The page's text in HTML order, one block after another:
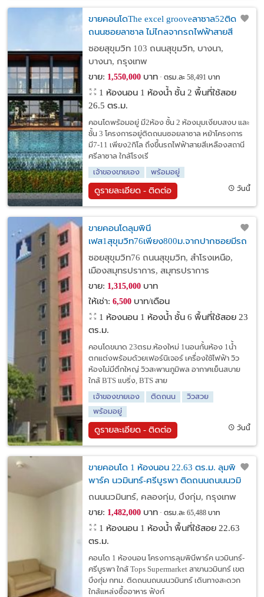
ขายคอนโดThe excel grooveลาซาล52ติด
ถนนซอยลาซาล ไม่ไกลจากรถไฟฟ้าสายสี
เหลืองสถานีศรีลาซาล
ซอยสุขุมวิท 103 ถนนสุขุมวิท, บางนา,
บางนา, กรุงเทพ
ขาย: 1,550,000บาท ตรม.ละ 58,491 บาท
1 ห้องนอน 1 ห้องน้ำ ชั้น 2 พื้นที่ใช้สอย
26.5 ตร.ม.
คอนโดพร้อมอยู่ มี2ห้อง ชั้น 2 ห้องมุมเงียบสงบ และ
ชั้น 3 โครงการอยู่ติดถนนซอยลาซาล หย้าโครงการ
มี7-11 เพียง2กิโล ถึงขึ้นรถไฟฟ้าสายสีเหลืองสถานี
ศรีลาซาล ใกล้โรงเรี
เจ้าของขายเอง
พร้อมอยู่
ดูรายละเอียด - ติดต่อ วันนี้
ขายคอนโดลุมพินี
เฟส1สุขุมวิท76เพียง800ม.จากปากซอยมีรถ
รับส่งถึงBTS
ซอยสุขุมวิท76 ถนนสุขุมวิท, สำโรงเหนือ,
เมืองสมุทรปราการ, สมุทรปราการ
ขาย: 1,315,000บาท
ให้เช่า: 6,500บาท/เดือน
1 ห้องนอน 1 ห้องน้ำ ชั้น 6 พื้นที่ใช้สอย 23
ตร.ม.
คอนโดขนาด 23ตรม.ห้องใหม่ 1นอนกั้นห้อง 1น้ำ
ตกแต่งพร้อมด้วยเฟอร์นิเจอร์ เครื่องใช้ไฟฟ้า วิว
ห้องไม่มีตึกใหญ่ วิวสะพานภูมิพล อากาศเย็นสบาย
ใกล้ BTS แบริ่ง, BTS สาย
เจ้าของขายเอง
ติดถนน
วิวสวย
พร้อมอยู่
ดูรายละเอียด - ติดต่อ วันนี้
ขายคอนโด 1 ห้องนอน 22.63 ตร.ม. ลุมพินี
พาร์ค นวมินทร์-ศรีบูรพา ติดถนนถนนนวมิ
นทร์ ใกล้ Tops Supermarket สาขานวมินทร์
ถนนนวมินทร์, คลองกุ่ม, บึงกุ่ม, กรุงเทพ
ขาย: 1,482,000บาท ตรม.ละ 65,488 บาท
1 ห้องนอน 1 ห้องน้ำ พื้นที่ใช้สอย 22.63
ตร.ม.
คอนโด 1 ห้องนอน โครงการลุมพินีพาร์ค นวมินทร์-
ศรีบูรพา ใกล้ Tops Supermarket สาขานวมินทร์ เขต
บึงกุ่ม กทม. ติดถนนถนนนวมินทร์ เดินทางสะดวก
ใกล้แหล่งซื้ออาหาร ฟังก์